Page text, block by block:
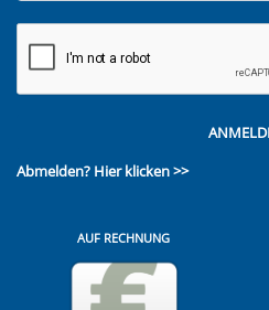
Abmelden? Hier klicken >>
AUF RECHNUNG